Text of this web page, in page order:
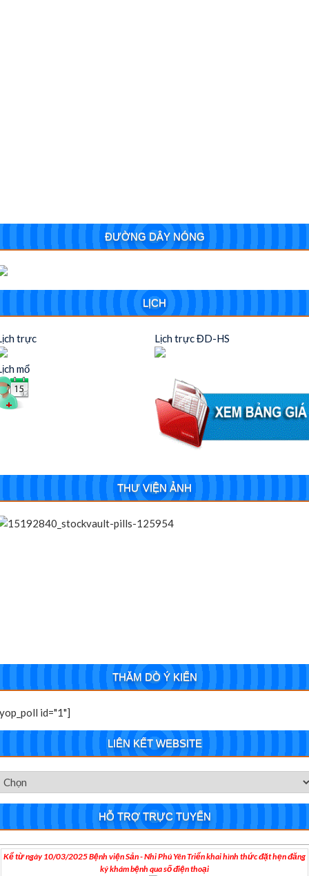
ĐƯỜNG DÂY NÓNG
LỊCH
trực Lịch trực ĐD-HS
mổ
THƯ VIỆN ẢNH
THĂM DÒ Ý KIẾN
id="1"]
LIÊN KẾT WEBSITE
HỖ TRỢ TRỰC TUYẾN
Kể từ ngày 10/03/2025 Bệnh viện Sản - Nhi Phú Yên Triển khai hình thức đặt hẹn đăng
ký khám bệnh qua số điện thoại